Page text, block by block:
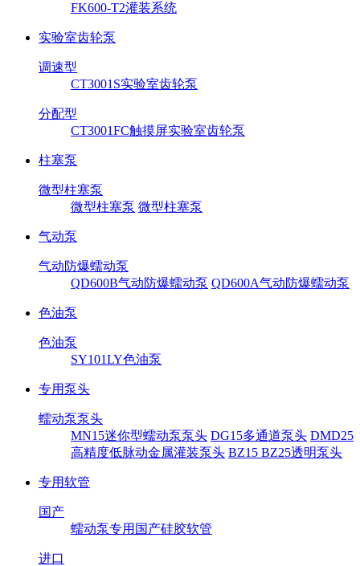
FK600-T2灌装系统
实验室齿轮泵
调速型
CT3001S实验室齿轮泵
分配型
CT3001FC触摸屏实验室齿轮泵
柱塞泵
微型柱塞泵
微型柱塞泵 微型柱塞泵
气动泵
气动防爆蠕动泵
QD600B气动防爆蠕动泵 QD600A气动防爆蠕动泵
色油泵
色油泵
SY101LY色油泵
专用泵头
蠕动泵泵头
MN15迷你型蠕动泵泵头 DG15多通道泵头 DMD25
高精度低脉动金属灌装泵头 BZ15 BZ25透明泵头
专用软管
国产
蠕动泵专用国产硅胶软管
进口